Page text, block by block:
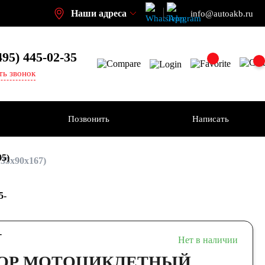
Наши адреса info@autoakb.ru
445-02-35
звонок
Позвонить Написать
Нет в наличии